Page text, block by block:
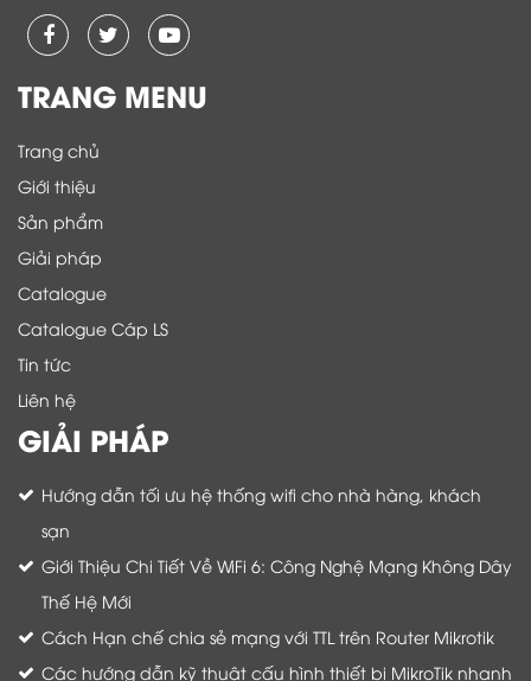
TRANG MENU
Trang chủ
Giới thiệu
Sản phẩm
Giải pháp
Catalogue
Catalogue Cáp LS
Tin tức
Liên hệ
GIẢI PHÁP
Hướng dẫn tối ưu hệ thống wifi cho nhà hàng, khách
sạn
Giới Thiệu Chi Tiết Về WiFi 6: Công Nghệ Mạng Không Dây
Thế Hệ Mới
Cách Hạn chế chia sẻ mạng với TTL trên Router Mikrotik
Các hướng dẫn kỹ thuật cấu hình thiết bị MikroTik nhanh